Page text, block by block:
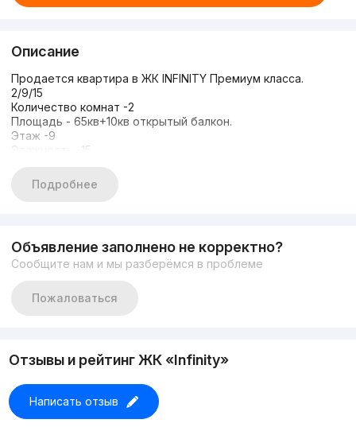
Описание
Продается квартира в ЖК INFINITY Премиум класса.
2/9/15
Количество комнат -2
Площадь - 65кв+10кв открытый балкон.
Этаж -9
Этажность -15
Использовались только качественные материалы.
Цена:210.000 y.e
Подробнее
Объявление заполнено не корректно?
Сообщите нам и мы разберёмся в проблеме
Пожаловаться
Отзывы и рейтинг ЖК «Infinity»
Написать отзыв